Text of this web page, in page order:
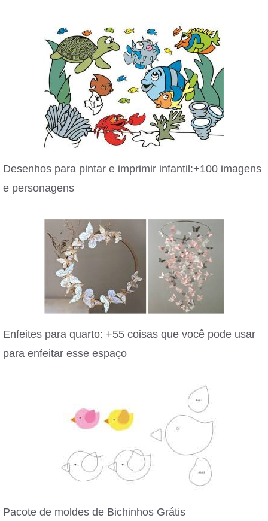
Desenhos para pintar e imprimir infantil:+100 imagens
e personagens
Enfeites para quarto: +55 coisas que você pode usar
para enfeitar esse espaço
Pacote de moldes de Bichinhos Grátis